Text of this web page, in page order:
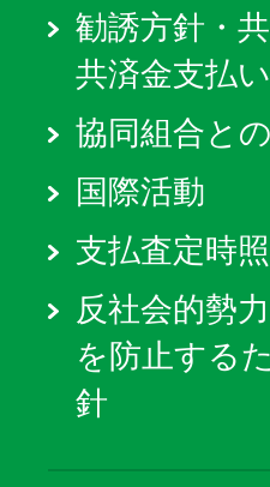
勧誘方針・
共済金支払
協同組合と
国際活動
支払査定時
反社会的勢
を防止する
針